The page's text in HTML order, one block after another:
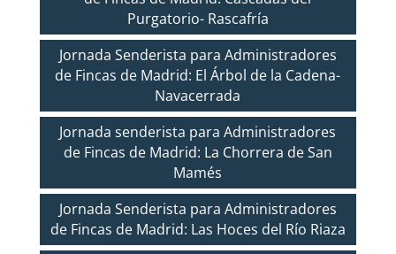
Purgatorio- Rascafría
Jornada Senderista para Administradores
de Fincas de Madrid: El Árbol de la Cadena-
Navacerrada
Jornada senderista para Administradores
de Fincas de Madrid: La Chorrera de San
Mamés
Jornada Senderista para Administradores
de Fincas de Madrid: Las Hoces del Río Riaza